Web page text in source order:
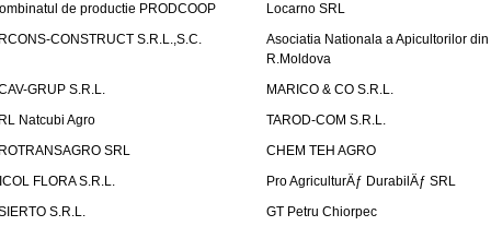
de productie PRODCOOP
Locarno SRL
CONSTRUCT S.R.L.,S.C.
Asociatia Nationala a Apicultorilor din
R.Moldova
GRUP S.R.L.
MARICO & CO S.R.L.
Natcubi Agro
TAROD-COM S.R.L.
SRL
CHEM TEH AGRO
FLORA S.R.L.
Pro AgriculturÄƒ DurabilÄƒ SRL
S.R.L.
GT Petru Chiorpec